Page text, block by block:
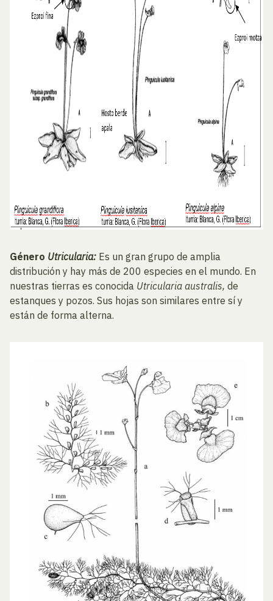
Género Utricularia: Es un gran grupo de amplia
distribución y hay más de 200 especies en el mundo. En
nuestras tierras es conocida Utricularia australis, de
estanques y pozos. Sus hojas son similares entre sí y
están de forma alterna.